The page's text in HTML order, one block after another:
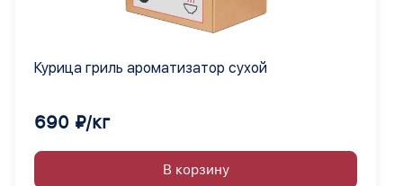
Курица гриль ароматизатор сухой
690 ₽/кг
В корзину